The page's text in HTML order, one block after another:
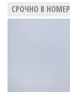
СРОЧНО В НОМЕР